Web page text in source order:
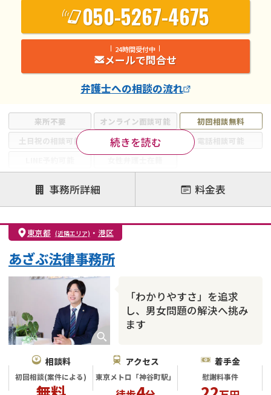
来所不要 オンライン面談可能
初回相談無料
土日祝の相談可能
19時以降電話可能
電話相談可能
注力案件
離婚前相談
離婚調停
離婚裁判
親権・面会交流権
DV
モラハラ
不貞・不倫慰謝料請求
国際離婚
財産分与
続きを読む
050-5267-4675
24時間受付中
メールで問合せ
弁護士への相談の流れ
事務所詳細 料金表
東京都 (近隣エリア) ・ 港区
「わかりやすさ」を追求
し、男女問題の解決へ挑み
ます
あざぶ法律事務所
相談料
初回相談(案件による)
アクセス
東京メトロ「神谷町駅」
着手金
慰謝料事件